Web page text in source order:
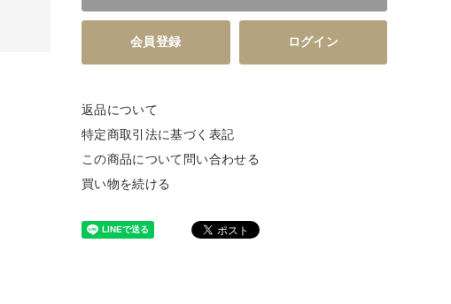
会員登録 ログイン
返品について
特定商取引法に基づく表記
この商品について問い合わせる
買い物を続ける